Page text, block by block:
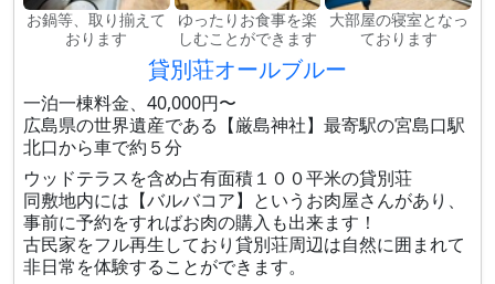
お鍋等、取り揃えて
おります
ゆったりお食事を楽
しむことができます
大部屋の寝室となっ
ております
貸別荘オールブルー
一泊一棟料金、40,000円〜
広島県の世界遺産である【厳島神社】最寄駅の宮島口駅
北口から車で約５分
ウッドテラスを含め占有面積１００平米の貸別荘
同敷地内には【バルバコア】というお肉屋さんがあり、
事前に予約をすればお肉の購入も出来ます！
古民家をフル再生しており貸別荘周辺は自然に囲まれて
非日常を体験することができます。